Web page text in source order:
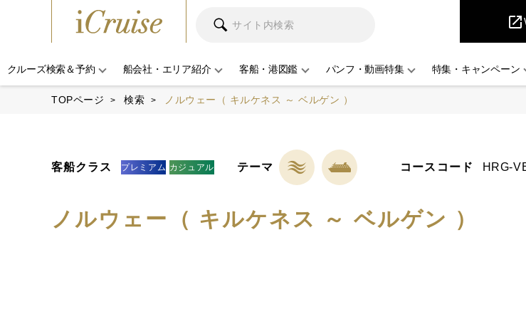
open_in_new
クルーズ検索＆予約 船会社・エリア紹介 客船・港図鑑 パンフ・動画特集 特集・キャンペーン
TOPページ 検索 ノルウェー（ キルケネス ～ ベルゲン ）
客船クラス プレミアム カジュアル テーマ コースコード HRG-
ノルウェー（ キルケネス ～ ベルゲン ）